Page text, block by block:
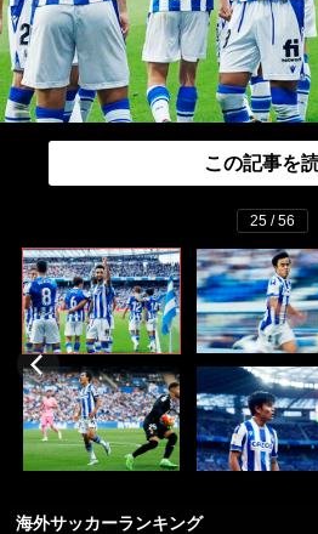
この記事を
25 / 56
海外サッカーランキング